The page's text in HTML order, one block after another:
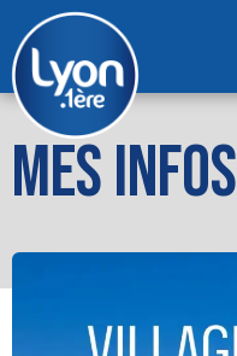
MES INFOS